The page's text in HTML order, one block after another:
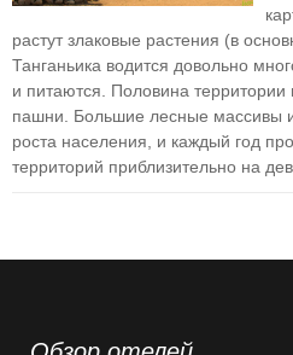
растут злаковые растения (в
Танганьика водится довольно
и питаются. Половина территории
пашни. Большие лесные массивы
роста населения, и каждый год
территорий приблизительно на